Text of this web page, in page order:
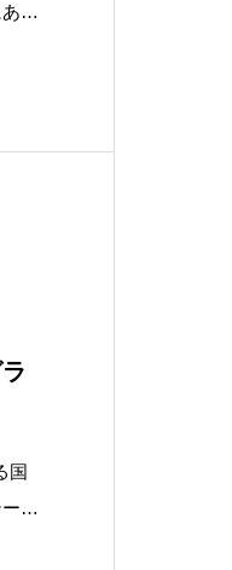
る
国
シ